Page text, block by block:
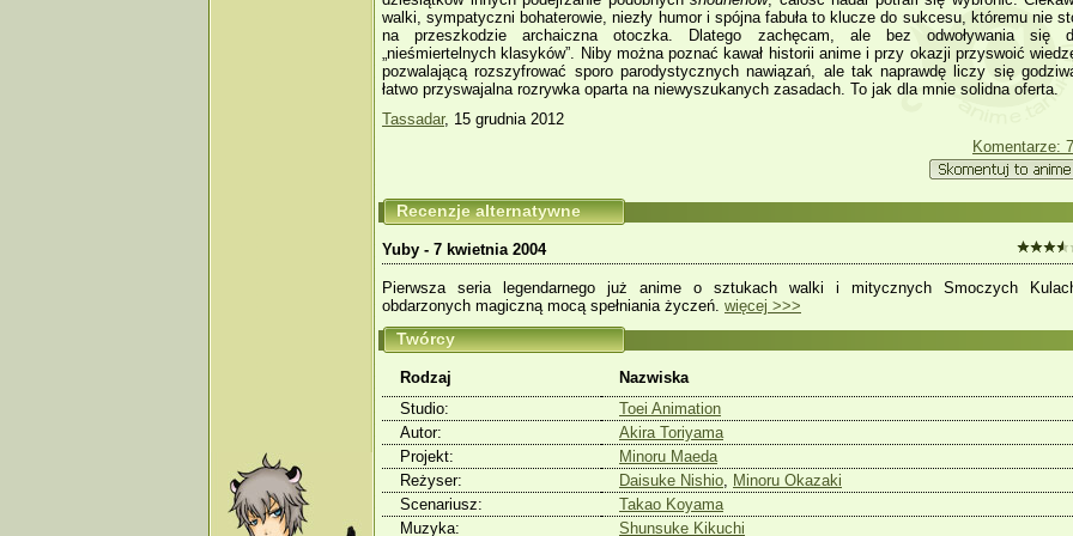
walki, sympatyczni bohaterowie, niezły humor i spójna fabuła to klucze do sukcesu, któremu nie
na przeszkodzie archaiczna otoczka. Dlatego zachęcam, ale bez odwoływania się
„nieśmiertelnych klasyków”. Niby można poznać kawał historii anime i przy okazji przyswoić
pozwalającą rozszyfrować sporo parodystycznych nawiązań, ale tak naprawdę liczy się
łatwo przyswajalna rozrywka oparta na niewyszukanych zasadach. To jak dla mnie solidna oferta.
Tassadar, 15 grudnia 2012
Komentarze:
Recenzje alternatywne
Yuby - 7 kwietnia 2004
Pierwsza seria legendarnego już anime o sztukach walki i mitycznych Smoczych
obdarzonych magiczną mocą spełniania życzeń. więcej >>>
Twórcy
Rodzaj
Nazwiska
Studio:
Toei Animation
Autor:
Akira Toriyama
Projekt:
Minoru Maeda
Reżyser:
Daisuke Nishio
Minoru Okazaki
Scenariusz:
Takao Koyama
Muzyka:
Shunsuke Kikuchi